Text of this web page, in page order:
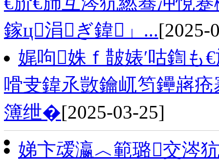
鎵ц涓ぎ鍏」...[2025-
娓呴姝ｆ皵婊′咕鍧も
嗗叏鍏氶敳鑰屼笉鑸嶈
簿绁�[2025-03-25]
娣卞叆瀛︿範璐交涔